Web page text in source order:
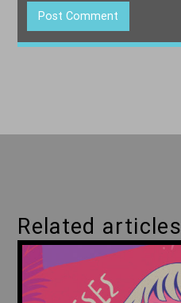
Related articles